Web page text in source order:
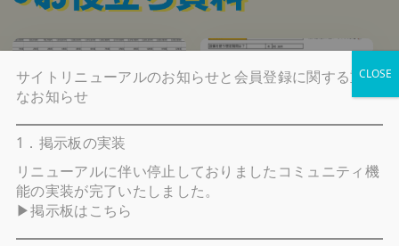
太陽光発電 シミュレーショ
ンシート
住宅設備チェックシート
サイトリニューアルのお知らせと会員登録に関する重要
なお知らせ
1．掲示板の実装
リニューアルに伴い停止しておりましたコミュニティ機
能の実装が完了いたしました。
▶掲示板はこちら
CLOSE